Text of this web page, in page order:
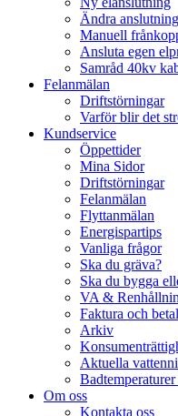
Ändra anslutning
Manuell
Ansluta egen
Samråd 40kv
Felanmälan
Driftstörningar
Varför blir det
Kundservice
Öppettider
Mina Sidor
Driftstörningar
Felanmälan
Flyttanmälan
Energispartips
Vanliga frågor
Ska du gräva?
Ska du bygga
VA &
Faktura och
Arkiv
Aktuella
Om oss
Kontakta oss